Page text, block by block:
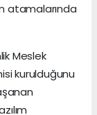
atamalarında
Meslek
kurulduğunu